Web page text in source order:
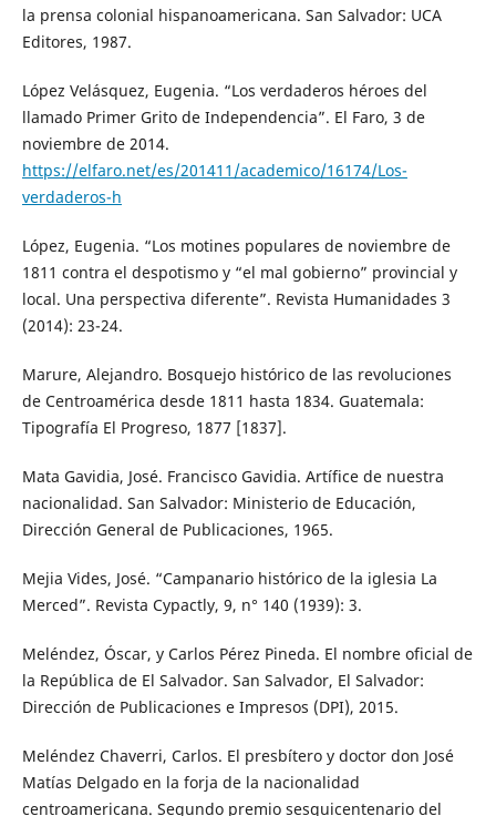
la prensa colonial hispanoamericana. San Salvador: UCA
Editores, 1987.
López Velásquez, Eugenia. “Los verdaderos héroes del
llamado Primer Grito de Independencia”. El Faro, 3 de
noviembre de 2014.
https://elfaro.net/es/201411/academico/16174/Los-
verdaderos-h
López, Eugenia. “Los motines populares de noviembre de
1811 contra el despotismo y “el mal gobierno” provincial y
local. Una perspectiva diferente”. Revista Humanidades 3
(2014): 23-24.
Marure, Alejandro. Bosquejo histórico de las revoluciones
de Centroamérica desde 1811 hasta 1834. Guatemala:
Tipografía El Progreso, 1877 [1837].
Mata Gavidia, José. Francisco Gavidia. Artífice de nuestra
nacionalidad. San Salvador: Ministerio de Educación,
Dirección General de Publicaciones, 1965.
Mejia Vides, José. “Campanario histórico de la iglesia La
Merced”. Revista Cypactly, 9, n° 140 (1939): 3.
Meléndez, Óscar, y Carlos Pérez Pineda. El nombre oficial de
la República de El Salvador. San Salvador, El Salvador:
Dirección de Publicaciones e Impresos (DPI), 2015.
Meléndez Chaverri, Carlos. El presbítero y doctor don José
Matías Delgado en la forja de la nacionalidad
centroamericana. Segundo premio sesquicentenario del